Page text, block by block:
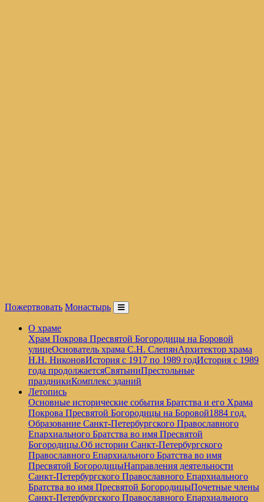
Пожертвовать Монастырь
О храме
Храм Покрова Пресвятой Богородицы на Боровой
улицеОснователь храма С.Н. СлепянАрхитектор храма
Н.Н. НиконовИстория с 1917 по 1989 годИстория с 1989
года продолжаетсяСвятыниПрестольные
праздникиКомплекс зданий
Летопись
Основные исторические события Братства и его Храма
Покрова Пресвятой Богородицы на Боровой1884 год.
Образование Санкт-Петербургского Православного
Епархиального Братства во имя Пресвятой
Богородицы.Об истории Санкт-Петербургского
Православного Епархиального Братства во имя
Пресвятой БогородицыНаправления деятельности
Санкт-Петербургского Православного Епархиального
Братства во имя Пресвятой БогородицыПочетные члены
Санкт-Петербургского Православного Епархиального